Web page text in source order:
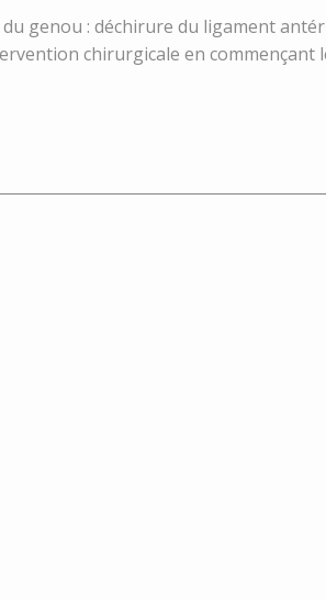
genou : déchirure du ligament
chirurgicale en commençant